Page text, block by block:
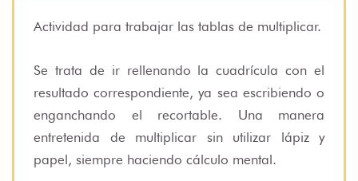
Actividad para trabajar las tablas de multiplicar.
Se trata de ir rellenando la cuadrícula con el
resultado correspondiente, ya sea escribiendo o
enganchando el recortable. Una manera
entretenida de multiplicar sin utilizar lápiz y
papel, siempre haciendo cálculo mental.